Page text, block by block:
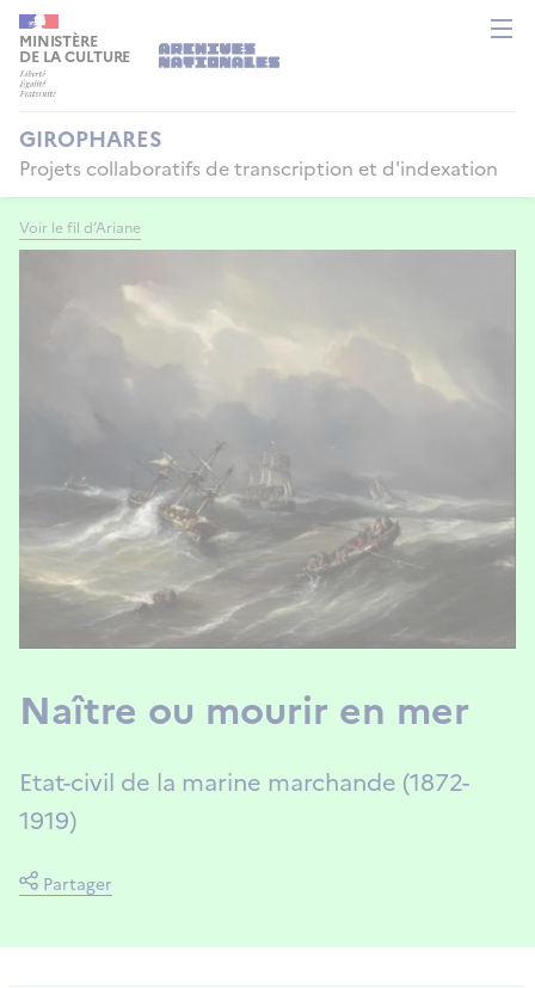
Aller
au
contenu
principal
MINISTÈRE
DE LA CULTURE
GIROPHARES
Projets collaboratifs de transcription et d'indexation
Voir le fil d’Ariane
Naître ou mourir en mer
Etat-civil de la marine marchande (1872-
1919)
Partager
Panneau de gestion des cookies